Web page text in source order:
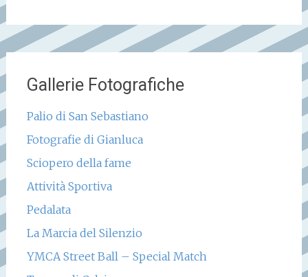
Gallerie Fotografiche
Palio di San Sebastiano
Fotografie di Gianluca
Sciopero della fame
Attività Sportiva
Pedalata
La Marcia del Silenzio
YMCA Street Ball – Special Match